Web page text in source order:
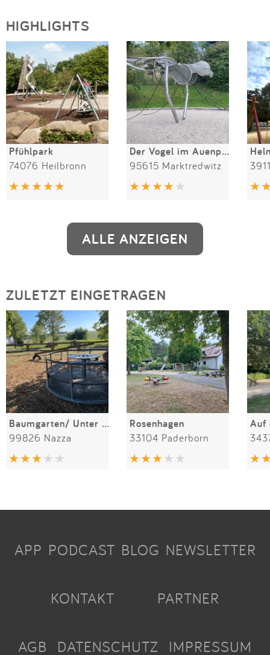
HIGHLIGHTS
Pfühlpark
74076 Heilbronn
Der Vogel im Auenpark
95615 Marktredwitz
ALLE ANZEIGEN
ZULETZT EINGETRAGEN
Baumgarten/ Unter den Linden
99826 Nazza
Rosenhagen
33104 Paderborn
Auf
APP PODCAST BLOG NEWSLETTER
KONTAKT PARTNER
AGB DATENSCHUTZ IMPRESSUM